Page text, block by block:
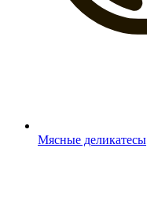
Мясные деликатесы